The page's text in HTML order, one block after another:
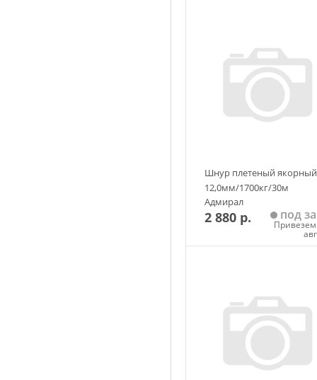
Шнур плетеный якорный
12,0мм/1700кг/30м
Адмирал
2 880 р. под
Привезем